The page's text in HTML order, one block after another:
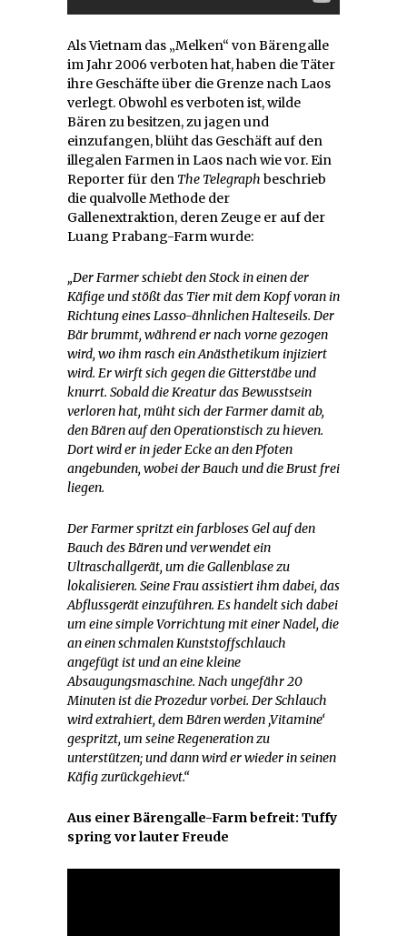
Als Vietnam das „Melken“ von Bärengalle
im Jahr 2006 verboten hat, haben die Täter
ihre Geschäfte über die Grenze nach Laos
verlegt. Obwohl es verboten ist, wilde
Bären zu besitzen, zu jagen und
einzufangen, blüht das Geschäft auf den
illegalen Farmen in Laos nach wie vor. Ein
Reporter für den The Telegraph beschrieb
die qualvolle Methode der
Gallenextraktion, deren Zeuge er auf der
Luang Prabang-Farm wurde:
„Der Farmer schiebt den Stock in einen der
Käfige und stößt das Tier mit dem Kopf voran in
Richtung eines Lasso-ähnlichen Halteseils. Der
Bär brummt, während er nach vorne gezogen
wird, wo ihm rasch ein Anästhetikum injiziert
wird. Er wirft sich gegen die Gitterstäbe und
knurrt. Sobald die Kreatur das Bewusstsein
verloren hat, müht sich der Farmer damit ab,
den Bären auf den Operationstisch zu hieven.
Dort wird er in jeder Ecke an den Pfoten
angebunden, wobei der Bauch und die Brust frei
liegen.
Der Farmer spritzt ein farbloses Gel auf den
Bauch des Bären und verwendet ein
Ultraschallgerät, um die Gallenblase zu
lokalisieren. Seine Frau assistiert ihm dabei, das
Abflussgerät einzuführen. Es handelt sich dabei
um eine simple Vorrichtung mit einer Nadel, die
an einen schmalen Kunststoffschlauch
angefügt ist und an eine kleine
Absaugungsmaschine. Nach ungefähr 20
Minuten ist die Prozedur vorbei. Der Schlauch
wird extrahiert, dem Bären werden ‚Vitamine‘
gespritzt, um seine Regeneration zu
unterstützen; und dann wird er wieder in seinen
Käfig zurückgehievt.“
Aus einer Bärengalle-Farm befreit: Tuffy
spring vor lauter Freude